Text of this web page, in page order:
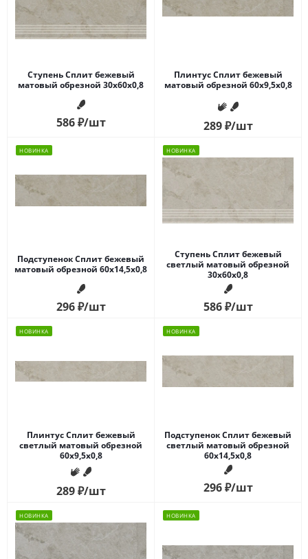
Ступень Сплит бежевый
матовый обрезной 30x60x0,8
586₽/шт
Плинтус Сплит бежевый
матовый обрезной 60x9,5x0,8
289₽/шт
НОВИНКА
Подступенок Сплит бежевый
матовый обрезной 60x14,5x0,8
296₽/шт
НОВИНКА
Ступень Сплит бежевый
светлый матовый обрезной
30x60x0,8
586₽/шт
НОВИНКА
Плинтус Сплит бежевый
светлый матовый обрезной
60x9,5x0,8
289₽/шт
НОВИНКА
Подступенок Сплит бежевый
светлый матовый обрезной
60x14,5x0,8
296₽/шт
НОВИНКА НОВИНКА